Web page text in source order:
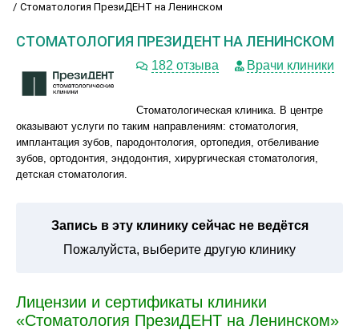
Стоматология ПрезиДЕНТ на Ленинском
СТОМАТОЛОГИЯ ПРЕЗИДЕНТ НА ЛЕНИНСКОМ
182 отзыва Врачи клиники
Стоматологическая клиника. В центре
оказывают услуги по таким направлениям: стоматология,
имплантация зубов, пародонтология, ортопедия, отбеливание
зубов, ортодонтия, эндодонтия, хирургическая стоматология,
детская стоматология.
Запись в эту клинику сейчас не ведётся
Пожалуйста, выберите другую клинику
Лицензии и сертификаты клиники
«Стоматология ПрезиДЕНТ на Ленинском»